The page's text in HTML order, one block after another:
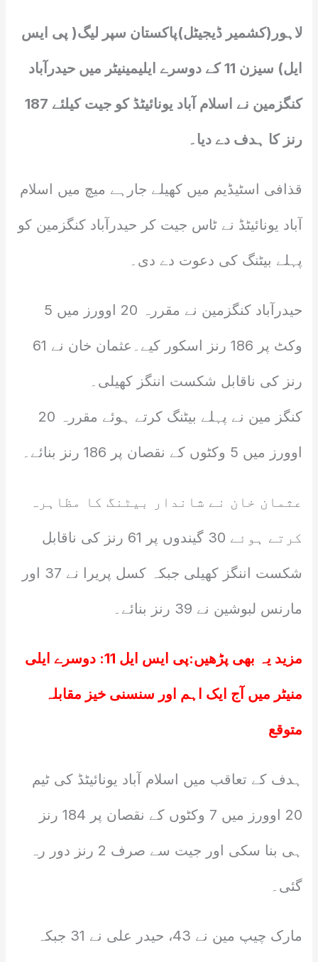
لاہور(کشمیر ڈیجیٹل)پاکستان سپر لیگ( پی ایس
ایل) سیزن 11 کے دوسرے ایلیمینیٹر میں حیدرآباد
کنگزمین نے اسلام آباد یونائیٹڈ کو جیت کیلئے 187
رنز کا ہدف دے دیا۔
قذافی اسٹیڈیم میں کھیلے جارہے میچ میں اسلام
آباد یونائیٹڈ نے ٹاس جیت کر حیدرآباد کنگزمین کو
پہلے بیٹنگ کی دعوت دے دی۔
حیدرآباد کنگزمین نے مقررہ 20 اوورز میں 5
وکٹ پر 186 رنز اسکور کیے۔عثمان خان نے 61
رنز کی ناقابل شکست اننگز کھیلی۔
کنگز مین نے پہلے بیٹنگ کرتے ہوئے مقررہ 20
اوورز میں 5 وکٹوں کے نقصان پر 186 رنز بنائے۔
عثمان خان نے شاندار بیٹنگ کا مظاہرہ
کرتے ہوئے 30 گیندوں پر 61 رنز کی ناقابل
شکست اننگز کھیلی جبکہ کسل پریرا نے 37 اور
مارنس لبوشین نے 39 رنز بنائے۔
مزید یہ بھی پڑھیں: پی ایس ایل 11: دوسرے ایلی
منیٹر میں آج ایک اہم اور سنسنی خیز مقابلہ
متوقع
ہدف کے تعاقب میں اسلام آباد یونائیٹڈ کی ٹیم
20 اوورز میں 7 وکٹوں کے نقصان پر 184 رنز
ہی بنا سکی اور جیت سے صرف 2 رنز دور رہ
گئی۔
مارک چیپ مین نے 43، حیدر علی نے 31 جبکہ